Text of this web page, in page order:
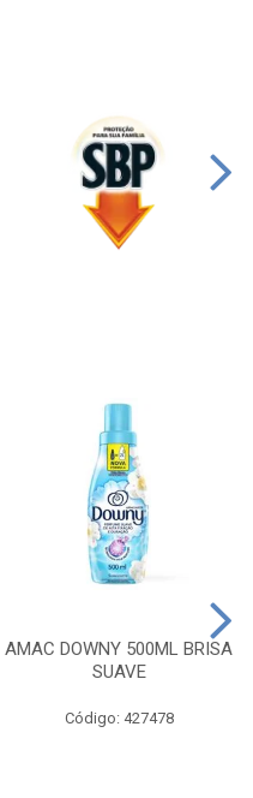
AMAC DOWNY 500ML BRISA
SUAVE
Código: 427478